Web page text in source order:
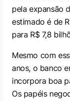
pela expansão
estimado é de
para R$ 7,8
Mesmo com
anos, o banco
incorpora boa
Os papéis